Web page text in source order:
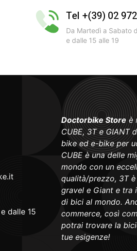
Tel +(39) 02
Da Martedì a Sabato
e dalle 15 alle 19
dalle 15
Doctorbike Storeè
CUBE, 3T e GIANT
bike ed e-bike per
CUBE è una delle
mondo con un
qualità/prezzo, 3T
gravel e Giant e
di bici al mondo.
commerce, così
potrai trovare la
tue esigenze!